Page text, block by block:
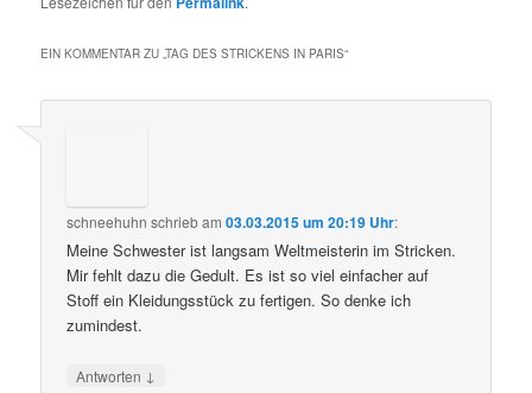
EIN KOMMENTAR ZU „TAG DES STRICKENS IN PARIS“
schneehuhn schriebam03.03.2015 um 20:19 Uhr:
Meine Schwester ist langsam Weltmeisterin im Stricken.
Mir fehlt dazu die Gedult. Es ist so viel einfacher auf
Stoff ein Kleidungsstück zu fertigen. So denke ich
zumindest.
Antworten ↓